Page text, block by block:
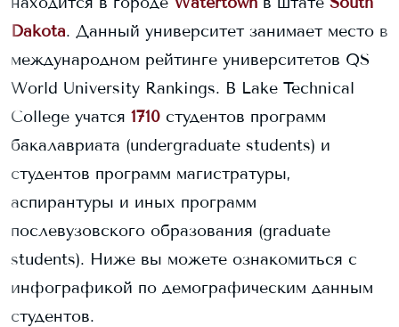
Dakota. Данный университет занимает место в
международном рейтинге университетов QS
World University Rankings. В Lake Technical
College учатся 1710 студентов программ
бакалавриата (undergraduate students) и
студентов программ магистратуры,
аспирантуры и иных программ
послевузовского образования (graduate
students). Ниже вы можете ознакомиться с
инфографикой по демографическим данным
студентов.